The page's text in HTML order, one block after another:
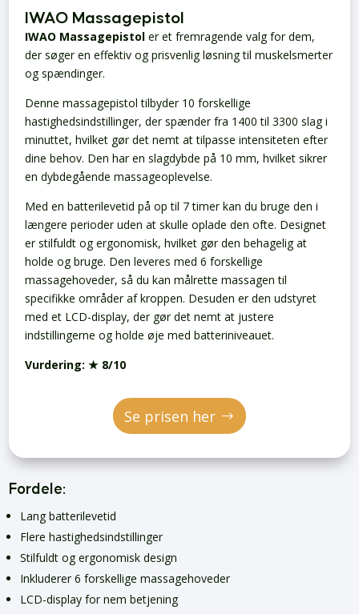
IWAO Massagepistol
IWAO Massagepistol er et fremragende valg for dem,
der søger en effektiv og prisvenlig løsning til muskelsmerter
og spændinger.
Denne massagepistol tilbyder 10 forskellige
hastighedsindstillinger, der spænder fra 1400 til 3300 slag i
minuttet, hvilket gør det nemt at tilpasse intensiteten efter
dine behov. Den har en slagdybde på 10 mm, hvilket sikrer
en dybdegående massageoplevelse.
Med en batterilevetid på op til 7 timer kan du bruge den i
længere perioder uden at skulle oplade den ofte. Designet
er stilfuldt og ergonomisk, hvilket gør den behagelig at
holde og bruge. Den leveres med 6 forskellige
massagehoveder, så du kan målrette massagen til
specifikke områder af kroppen. Desuden er den udstyret
med et LCD-display, der gør det nemt at justere
indstillingerne og holde øje med batteriniveauet.
Vurdering: ★ 8/10
Se prisen her
Fordele:
Lang batterilevetid
Flere hastighedsindstillinger
Stilfuldt og ergonomisk design
Inkluderer 6 forskellige massagehoveder
LCD-display for nem betjening